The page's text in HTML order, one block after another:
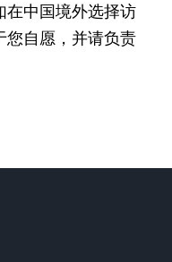
在中国境外选择访
您自愿，并请负责